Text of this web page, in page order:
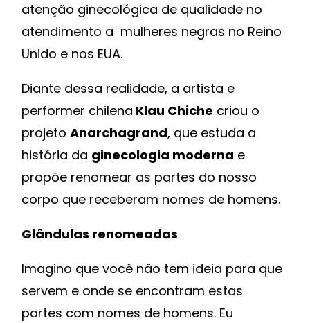
atenção ginecológica de qualidade no
atendimento a mulheres negras no Reino
Unido e nos EUA.
Diante dessa realidade, a artista e
performer chilena Klau Chiche criou o
projeto Anarchagrand, que estuda a
história da ginecologia moderna e
propõe renomear as partes do nosso
corpo que receberam nomes de homens.
Glândulas renomeadas
Imagino que você não tem ideia para que
servem e onde se encontram estas
partes com nomes de homens. Eu